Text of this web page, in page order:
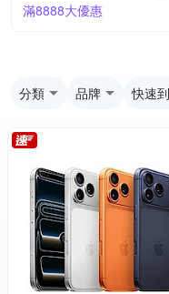
滿8888大優惠
分類 品牌 快速